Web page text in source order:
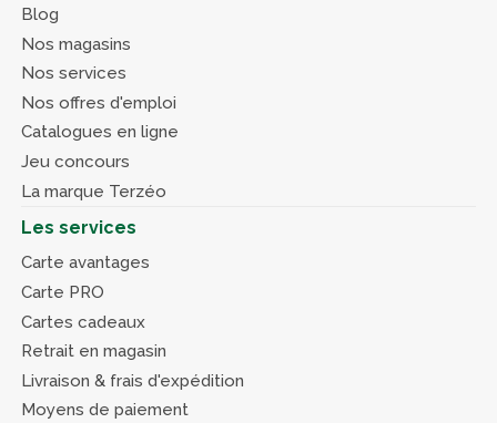
Blog
Nos magasins
Nos services
Nos offres d'emploi
Catalogues en ligne
Jeu concours
La marque Terzéo
Les services
Carte avantages
Carte PRO
Cartes cadeaux
Retrait en magasin
Livraison & frais d'expédition
Moyens de paiement